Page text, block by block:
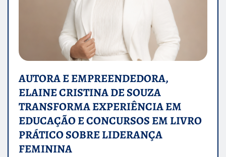
AUTORA E EMPREENDEDORA,
ELAINE CRISTINA DE SOUZA
TRANSFORMA EXPERIÊNCIA EM
EDUCAÇÃO E CONCURSOS EM LIVRO
PRÁTICO SOBRE LIDERANÇA
FEMININA